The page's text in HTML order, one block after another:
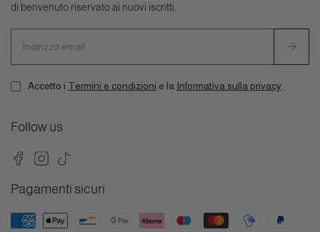
di benvenuto riservato ai nuovi iscritti.
email
Accetto i Termini e condizioni e la Informativa sulla privacy
Follow us
Facebook
Instagram
TikTok
Pagamenti sicuri